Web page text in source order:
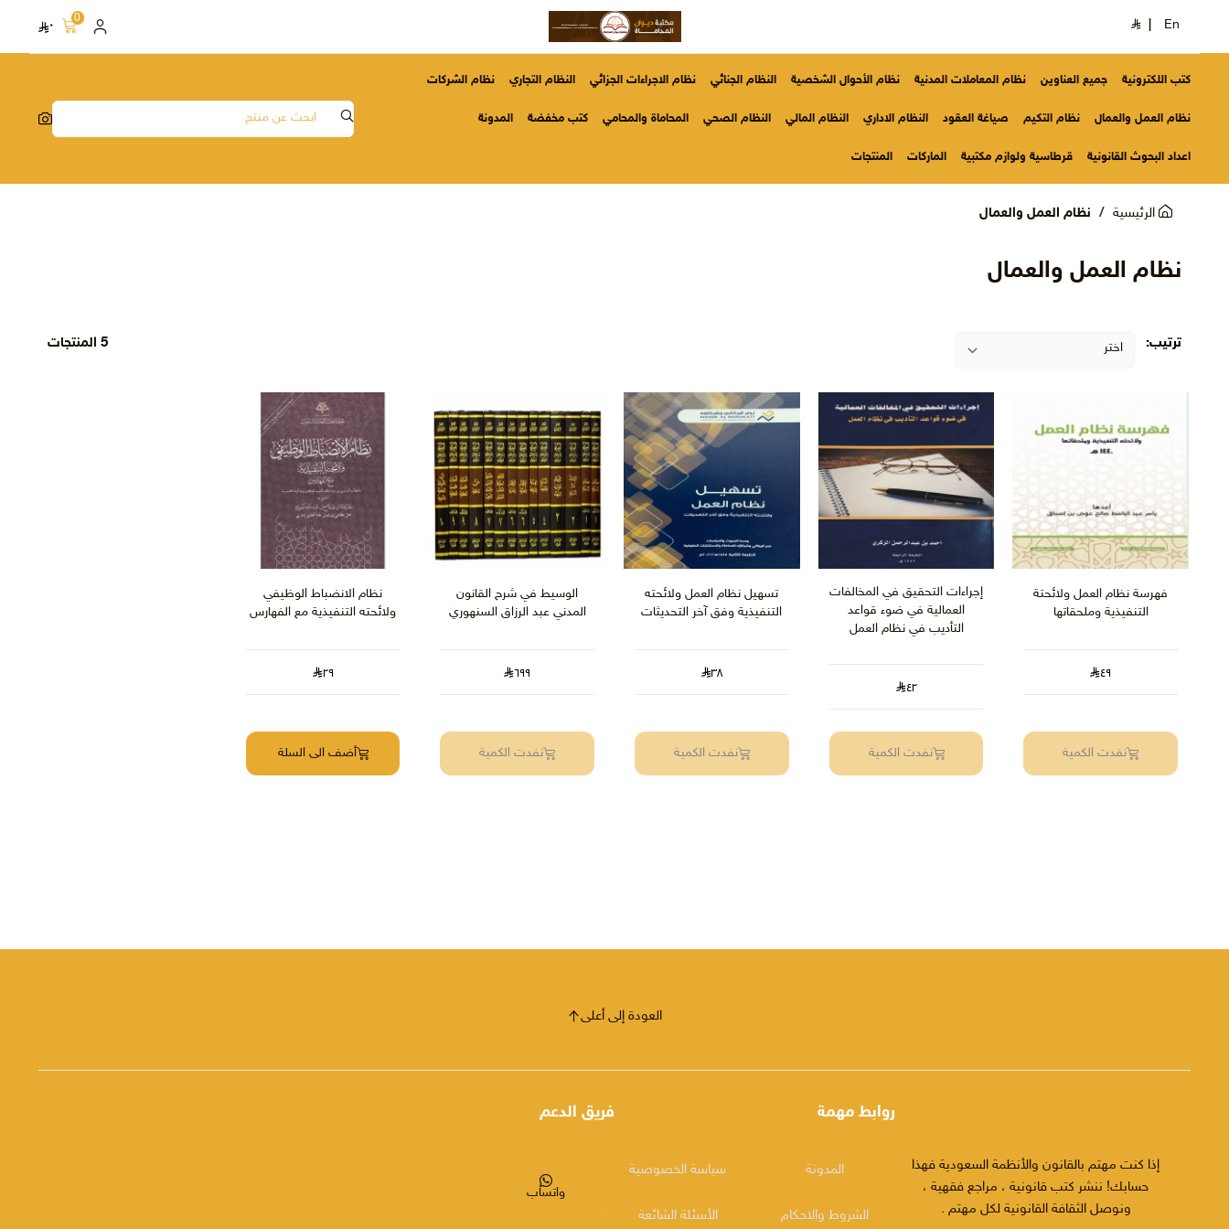
En
0 ٠
كتب اللكترونية جميع العناوين نظام المعاملات المدنية نظام الأحوال الشخصية النظام الجنائي نظام الاجراءات الجزائي النظام التجاري نظام الشركات
نظام العمل والعمال نظام التكيم صياغة العقود النظام الاداري النظام المالي النظام الصحي المحاماة والمحامي كتب مخفضة المدونة
اعداد البحوث القانونية قرطاسية ولوازم مكتبية الماركات المنتجات
الرئيسية نظام العمل والعمال
نظام العمل والعمال
ترتيب: 5 المنتجات
فهرسة نظام العمل ولائحتة
التنفيذية وملحقاتها
٤٩
نفدت الكمية
إجراءات التحقيق في المخالفات
العمالية في ضوء قواعد
التأديب في نظام العمل‎
٤٢
نفدت الكمية
تسهيل نظام العمل ولائحته
التنفيذية وفق آخر التحديثات
٣٨
نفدت الكمية
الوسيط في شرح القانون
المدني عبد الرزاق السنهوري
٦٩٩
نفدت الكمية
نظام الانضباط الوظيفي
ولائحته التنفيذية مع الفهارس‎
٢٩
أضف الى السلة
العودة إلى أعلى
إذا كنت مهتم بالقانون والأنظمة السعودية فهذا
حسابك! ننشر كتب قانونية ، مراجع فقهية ،
ونوصل الثقافة القانونية لكل مهتم .
روابط مهمة
المدونة
الشروط والاحكام
سياسة الخصوصية
الأسئلة الشائعة
فريق الدعم
واتساب